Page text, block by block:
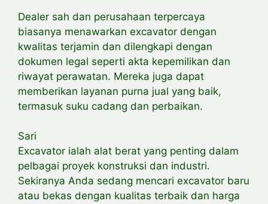
Dealer sah dan perusahaan terpercaya
biasanya menawarkan excavator dengan
kwalitas terjamin dan dilengkapi dengan
dokumen legal seperti akta kepemilikan dan
riwayat perawatan. Mereka juga dapat
memberikan layanan purna jual yang baik,
termasuk suku cadang dan perbaikan.
Sari
Excavator ialah alat berat yang penting dalam
pelbagai proyek konstruksi dan industri.
Sekiranya Anda sedang mencari excavator baru
atau bekas dengan kualitas terbaik dan harga